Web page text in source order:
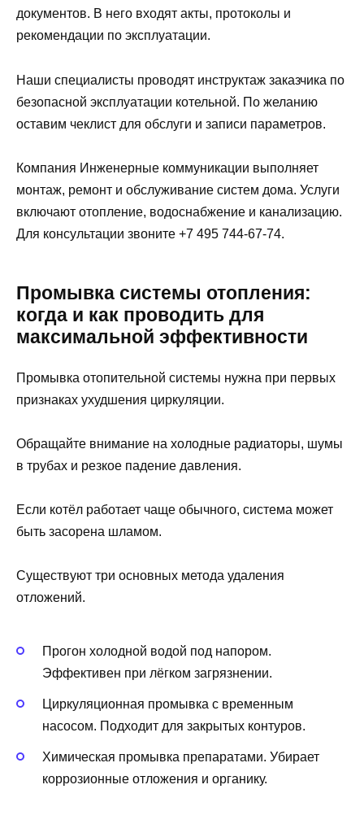
документов. В него входят акты, протоколы и
рекомендации по эксплуатации.
Наши специалисты проводят инструктаж заказчика по
безопасной эксплуатации котельной. По желанию
оставим чеклист для обслуги и записи параметров.
Компания Инженерные коммуникации выполняет
монтаж, ремонт и обслуживание систем дома. Услуги
включают отопление, водоснабжение и канализацию.
Для консультации звоните +7 495 744-67-74.
Промывка системы отопления:
когда и как проводить для
максимальной эффективности
Промывка отопительной системы нужна при первых
признаках ухудшения циркуляции.
Обращайте внимание на холодные радиаторы, шумы
в трубах и резкое падение давления.
Если котёл работает чаще обычного, система может
быть засорена шламом.
Существуют три основных метода удаления
отложений.
Прогон холодной водой под напором.
Эффективен при лёгком загрязнении.
Циркуляционная промывка с временным
насосом. Подходит для закрытых контуров.
Химическая промывка препаратами. Убирает
коррозионные отложения и органику.